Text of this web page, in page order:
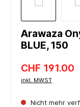
Arawaza
BLUE, 150
CHF 191.00
inkl. MWST
Nicht mehr